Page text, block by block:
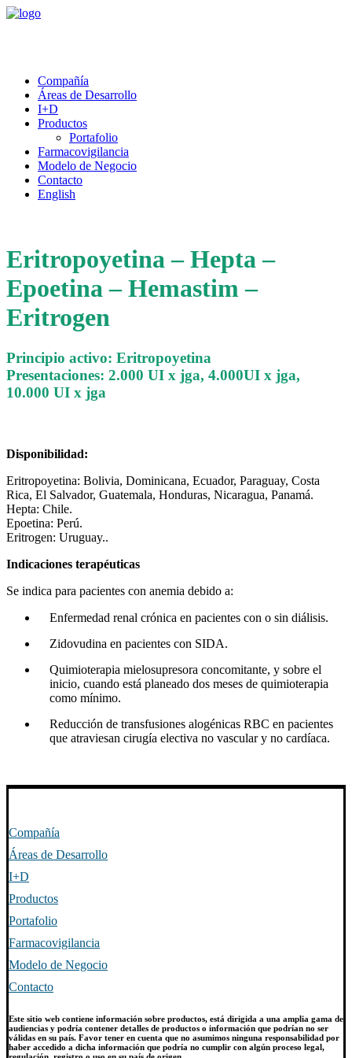
Compañía
Áreas de Desarrollo
I+D
Productos
Portafolio
Farmacovigilancia
Modelo de Negocio
Contacto
English
Eritropoyetina – Hepta –
Epoetina – Hemastim –
Eritrogen
Principio activo: Eritropoyetina
Presentaciones: 2.000 UI x jga, 4.000UI x jga,
10.000 UI x jga
Disponibilidad:
Eritropoyetina: Bolivia, Dominicana, Ecuador, Paraguay, Costa
Rica, El Salvador, Guatemala, Honduras, Nicaragua, Panamá.
Hepta: Chile.
Epoetina: Perú.
Eritrogen: Uruguay..
Indicaciones terapéuticas
Se indica para pacientes con anemia debido a:
Enfermedad renal crónica en pacientes con o sin diálisis.
Zidovudina en pacientes con SIDA.
Quimioterapia mielosupresora concomitante, y sobre el
inicio, cuando está planeado dos meses de quimioterapia
como mínimo.
Reducción de transfusiones alogénicas RBC en pacientes
que atraviesan cirugía electiva no vascular y no cardíaca.
Compañía
Áreas de Desarrollo
I+D
Productos
Portafolio
Farmacovigilancia
Modelo de Negocio
Contacto
Este sitio web contiene información sobre productos, está dirigida a una amplia gama de
audiencias y podría contener detalles de productos o información que podrían no ser
válidas en su país. Favor tener en cuenta que no asumimos ninguna responsabilidad por
haber accedido a dicha información que podría no cumplir con algún proceso legal,